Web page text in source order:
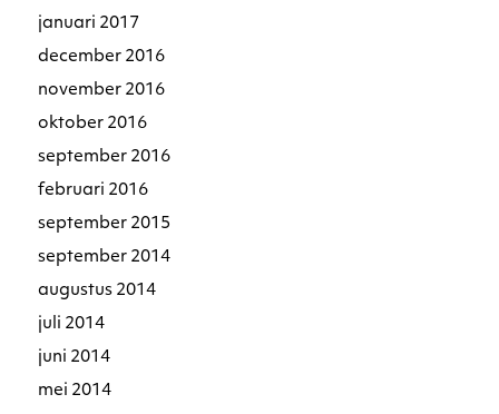
januari 2017
december 2016
november 2016
oktober 2016
september 2016
februari 2016
september 2015
september 2014
augustus 2014
juli 2014
juni 2014
mei 2014